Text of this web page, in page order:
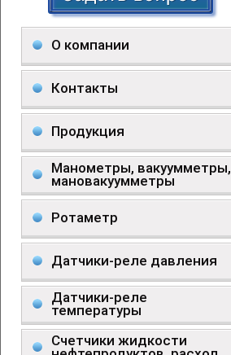
О компании
Контакты
Продукция
Манометры, вакуумметры,
мановакуумметры
Ротаметр
Датчики-реле давления
Датчики-реле
температуры
Счетчики жидкости